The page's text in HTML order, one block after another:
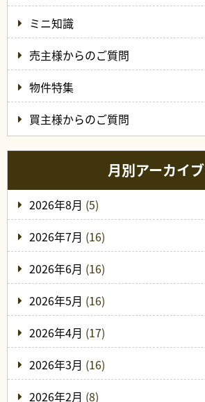
ミニ知識
売主様からのご質問
物件特集
買主様からのご質問
月別アーカイブ
2026年8月 (5)
2026年7月 (16)
2026年6月 (16)
2026年5月 (16)
2026年4月 (17)
2026年3月 (16)
2026年2月 (8)